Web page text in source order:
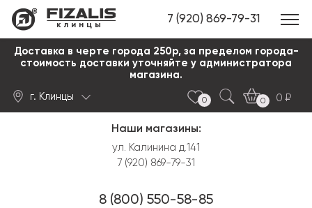
клинцы 7 (920) 869-79-31
Доставка в черте города 250р, за пределом города-
стоимость доставки уточняйте у администратора
магазина.
г. Клинцы 0 0
0
Наши магазины:
ул. Калинина д.141
7 (920) 869-79-31
8 (800) 550-58-85